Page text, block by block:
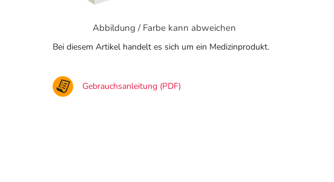
Abbildung / Farbe kann abweichen
Bei diesem Artikel handelt es sich um ein Medizinprodukt.
Gebrauchsanleitung (PDF)